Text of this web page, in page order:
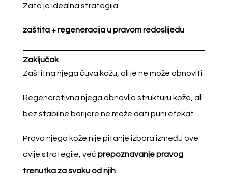
Zato je idealna strategija:
zaštita + regeneracija u pravom redoslijedu
Zaključak
Zaštitna njega čuva kožu, ali je ne može obnoviti.
Regenerativna njega obnavlja strukturu kože, ali
bez stabilne barijere ne može dati puni efekat.
Prava njega kože nije pitanje izbora između ove
dvije strategije, već prepoznavanje pravog
trenutka za svaku od njih.